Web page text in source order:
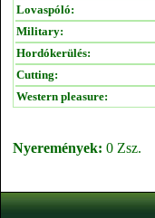
Lovaspóló:
Military:
Hordókerülés:
Cutting:
Western pleasure:
Nyeremények: 0 Zsz.